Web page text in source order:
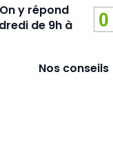
y répond
de 9h à
Nos conseils